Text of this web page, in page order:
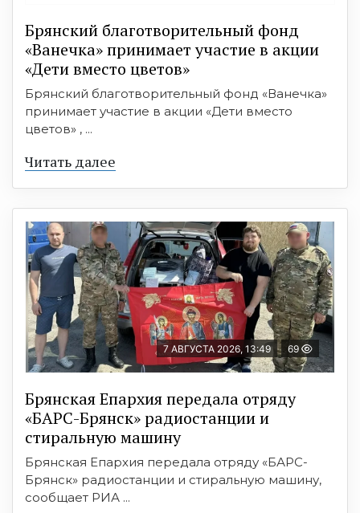
Брянский благотворительный фонд
«Ванечка» принимает участие в акции
«Дети вместо цветов»
Брянский благотворительный фонд «Ванечка»
принимает участие в акции «Дети вместо
цветов» , ...
Читать далее
7 АВГУСТА 2026, 13:49 69
Брянская Епархия передала отряду
«БАРС-Брянск» радиостанции и
стиральную машину
Брянская Епархия передала отряду «БАРС-
Брянск» радиостанции и стиральную машину,
сообщает РИА ...